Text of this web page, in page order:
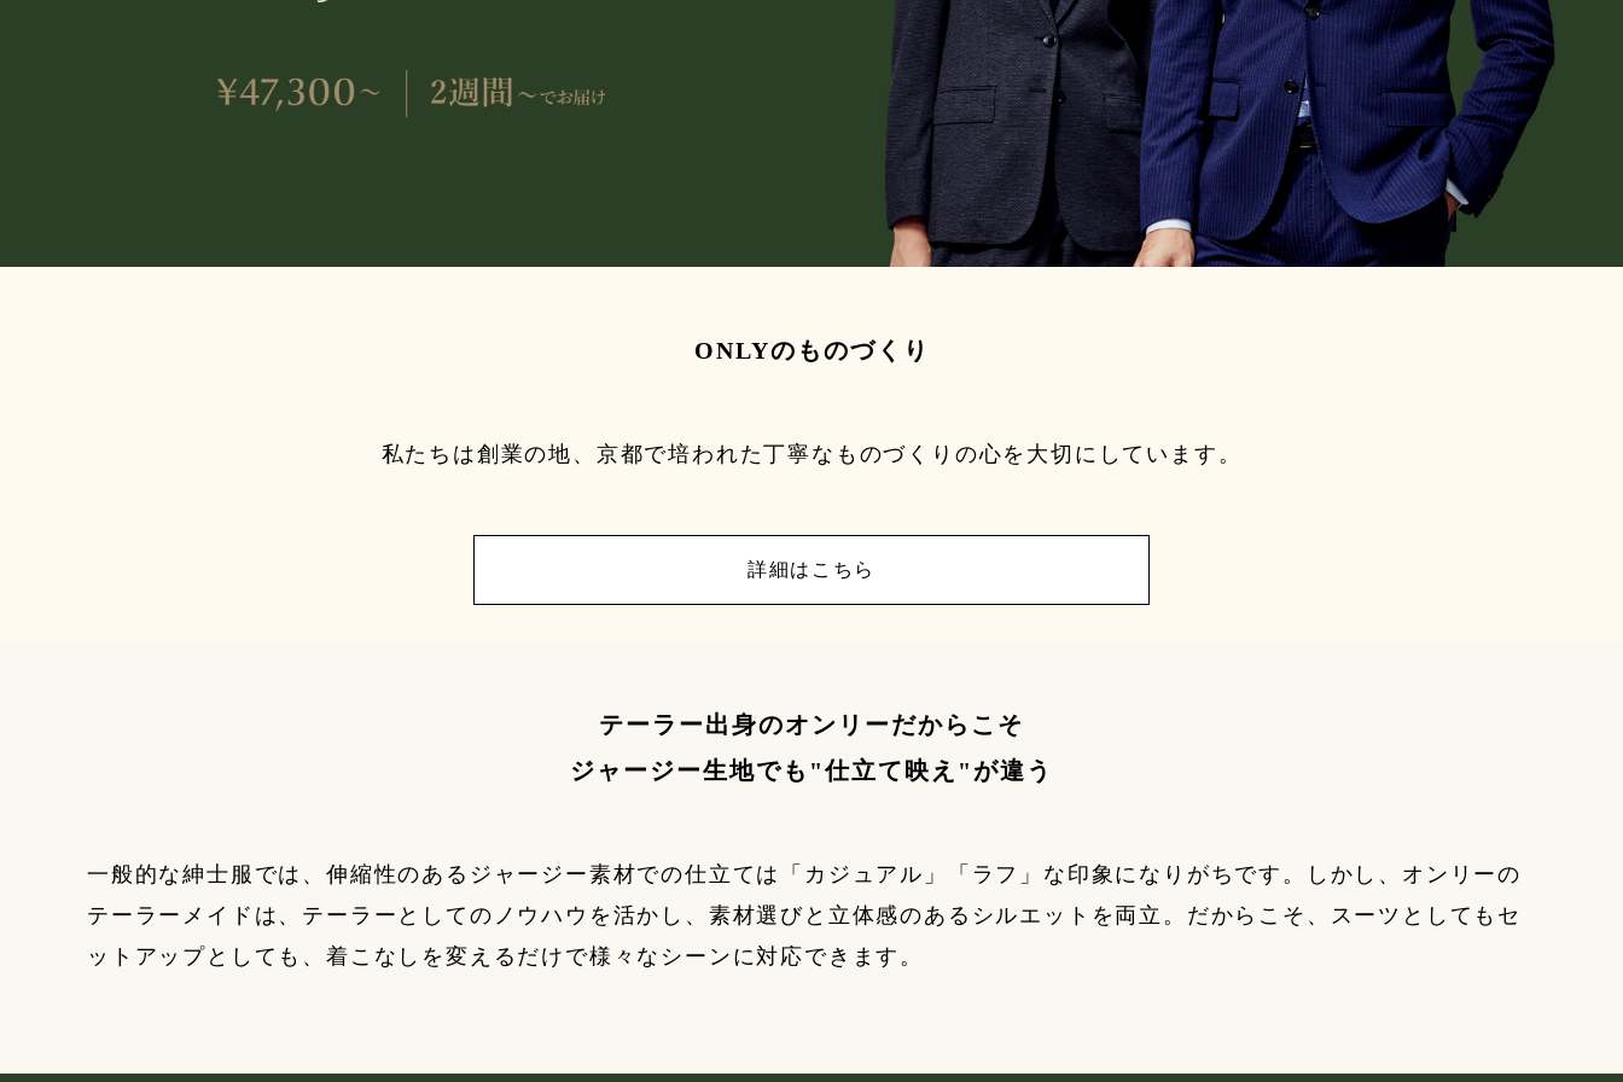
ONLYのものづくり
私たちは創業の地、京都で培われた丁寧なものづくりの心を大切にしています。
詳細はこちら
テーラー出身のオンリーだからこそ
ジャージー生地でも"仕立て映え"が違う
一般的な紳士服では、伸縮性のあるジャージー素材での仕立ては「カジュアル」「ラフ」な印象になりがちです。しかし、オンリーの
テーラーメイドは、テーラーとしてのノウハウを活かし、素材選びと立体感のあるシルエットを両立。だからこそ、スーツとしてもセ
ットアップとしても、着こなしを変えるだけで様々なシーンに対応できます。